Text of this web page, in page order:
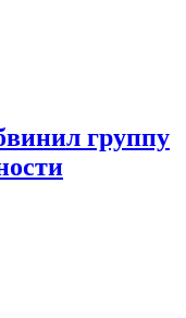
группу